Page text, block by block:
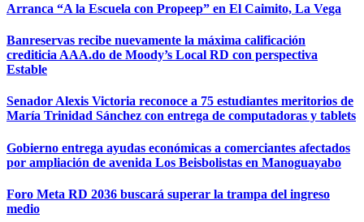
Arranca “A la Escuela con Propeep” en El Caimito, La Vega
Banreservas recibe nuevamente la máxima calificación
crediticia AAA.do de Moody’s Local RD con perspectiva
Estable
Senador Alexis Victoria reconoce a 75 estudiantes meritorios de
María Trinidad Sánchez con entrega de computadoras y tablets
Gobierno entrega ayudas económicas a comerciantes afectados
por ampliación de avenida Los Beisbolistas en Manoguayabo
Foro Meta RD 2036 buscará superar la trampa del ingreso
medio